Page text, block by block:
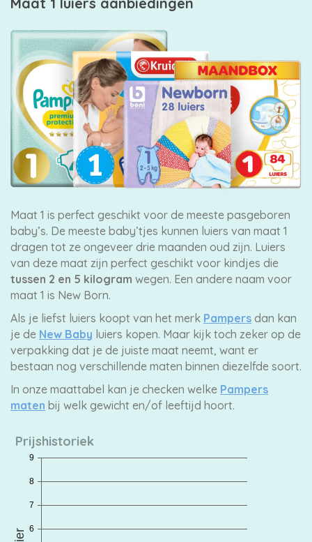
Maat 1 is perfect geschikt voor de meeste pasgeboren
baby’s. De meeste baby’tjes kunnen luiers van maat 1
dragen tot ze ongeveer drie maanden oud zijn. Luiers
van deze maat zijn perfect geschikt voor kindjes die
tussen 2 en 5 kilogram wegen. Een andere naam voor
maat 1 is New Born.
Als je liefst luiers koopt van het merk Pampers dan kan
je de New Baby luiers kopen. Maar kijk toch zeker op de
verpakking dat je de juiste maat neemt, want er
bestaan nog verschillende maten binnen diezelfde soort.
In onze maattabel kan je checken welke Pampers
maten bij welk gewicht en/of leeftijd hoort.
Prijshistoriek